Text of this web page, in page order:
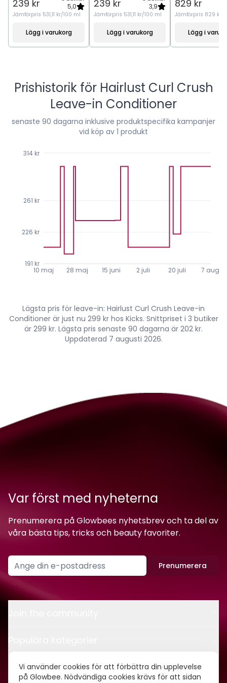
Vi använder cookies för att förbättra din upplevelse
på Glowbee. Nödvändiga cookies krävs för att sidan
239 kr 5,0
Jämförpris 531,11 kr/100 ml
Lägg i varukorg
239 kr 3,9
Jämförpris 531,11 kr/100 ml
Lägg i varukorg
829 kr
Jämförpris 829 kr/
Lägg i
Prishistorik för Hairlust Curl Crush
Leave-in Conditioner
senaste 90 dagarna inklusive produktspecifika kampanjer
vid köp av 1 produkt
10 maj 28 maj 15 juni 2 juli 20 juli 7 aug.
191 kr
226 kr
261 kr
314 kr
Lägsta pris för leave-in: Hairlust Curl Crush Leave-in
Conditioner är just nu 299 kr hos Kicks. Snittpriset i 3 butiker
är 299 kr. Lägsta pris senaste 90 dagarna är 202 kr.
Uppdaterad 7 augusti 2026.
Var först med nyheterna
Prenumerera på Glowbees nyhetsbrev och ta del av
våra bästa tips, tricks och beauty favoriter.
Prenumerera
Kontakt